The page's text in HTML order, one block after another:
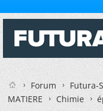
Forum
Futura-
MATIERE
Chimie